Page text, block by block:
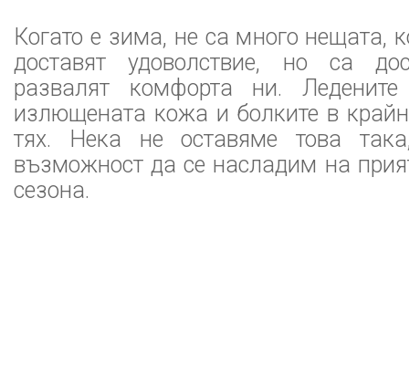
Когато е зима, не са много нещата,
доставят удоволствие, но са
развалят комфорта ни.
излющената кожа и болките в
тях. Нека не оставяме това
възможност да се насладим на
сезона.